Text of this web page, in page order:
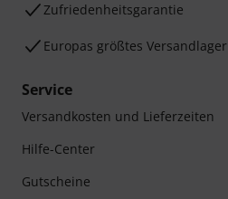
Zufriedenheitsgarantie
Europas größtes Versandlager
Service
Versandkosten und Lieferzeiten
Hilfe-Center
Gutscheine